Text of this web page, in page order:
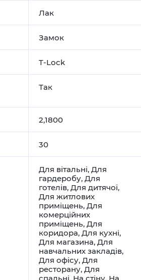
Лак
Замок
T-Lock
Так
2,1800
30
Для вітальні, Для
гардеробу, Для
готелів, Для дитячої,
Для житлових
приміщень, Для
комерційних
приміщень, Для
коридора, Для кухні,
Для магазина, Для
навчальних закладів,
Для офісу, Для
ресторану, Для
спальні, На стіну, На